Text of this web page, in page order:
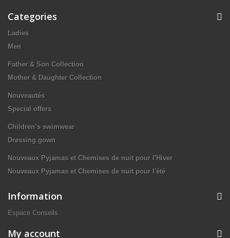
Categories
Ladies
Men
Father & Son Collection
Mother & Daughter Collection
Nouveautés
Special offers
Children’s swimwear
Dressing gown
Nouveaux Pyjamas et Chemises de nuit pour l'Hiver
Nouveaux Pyjamas et Chemises de nuit pour l'été
Information
Espace Conseils
My account